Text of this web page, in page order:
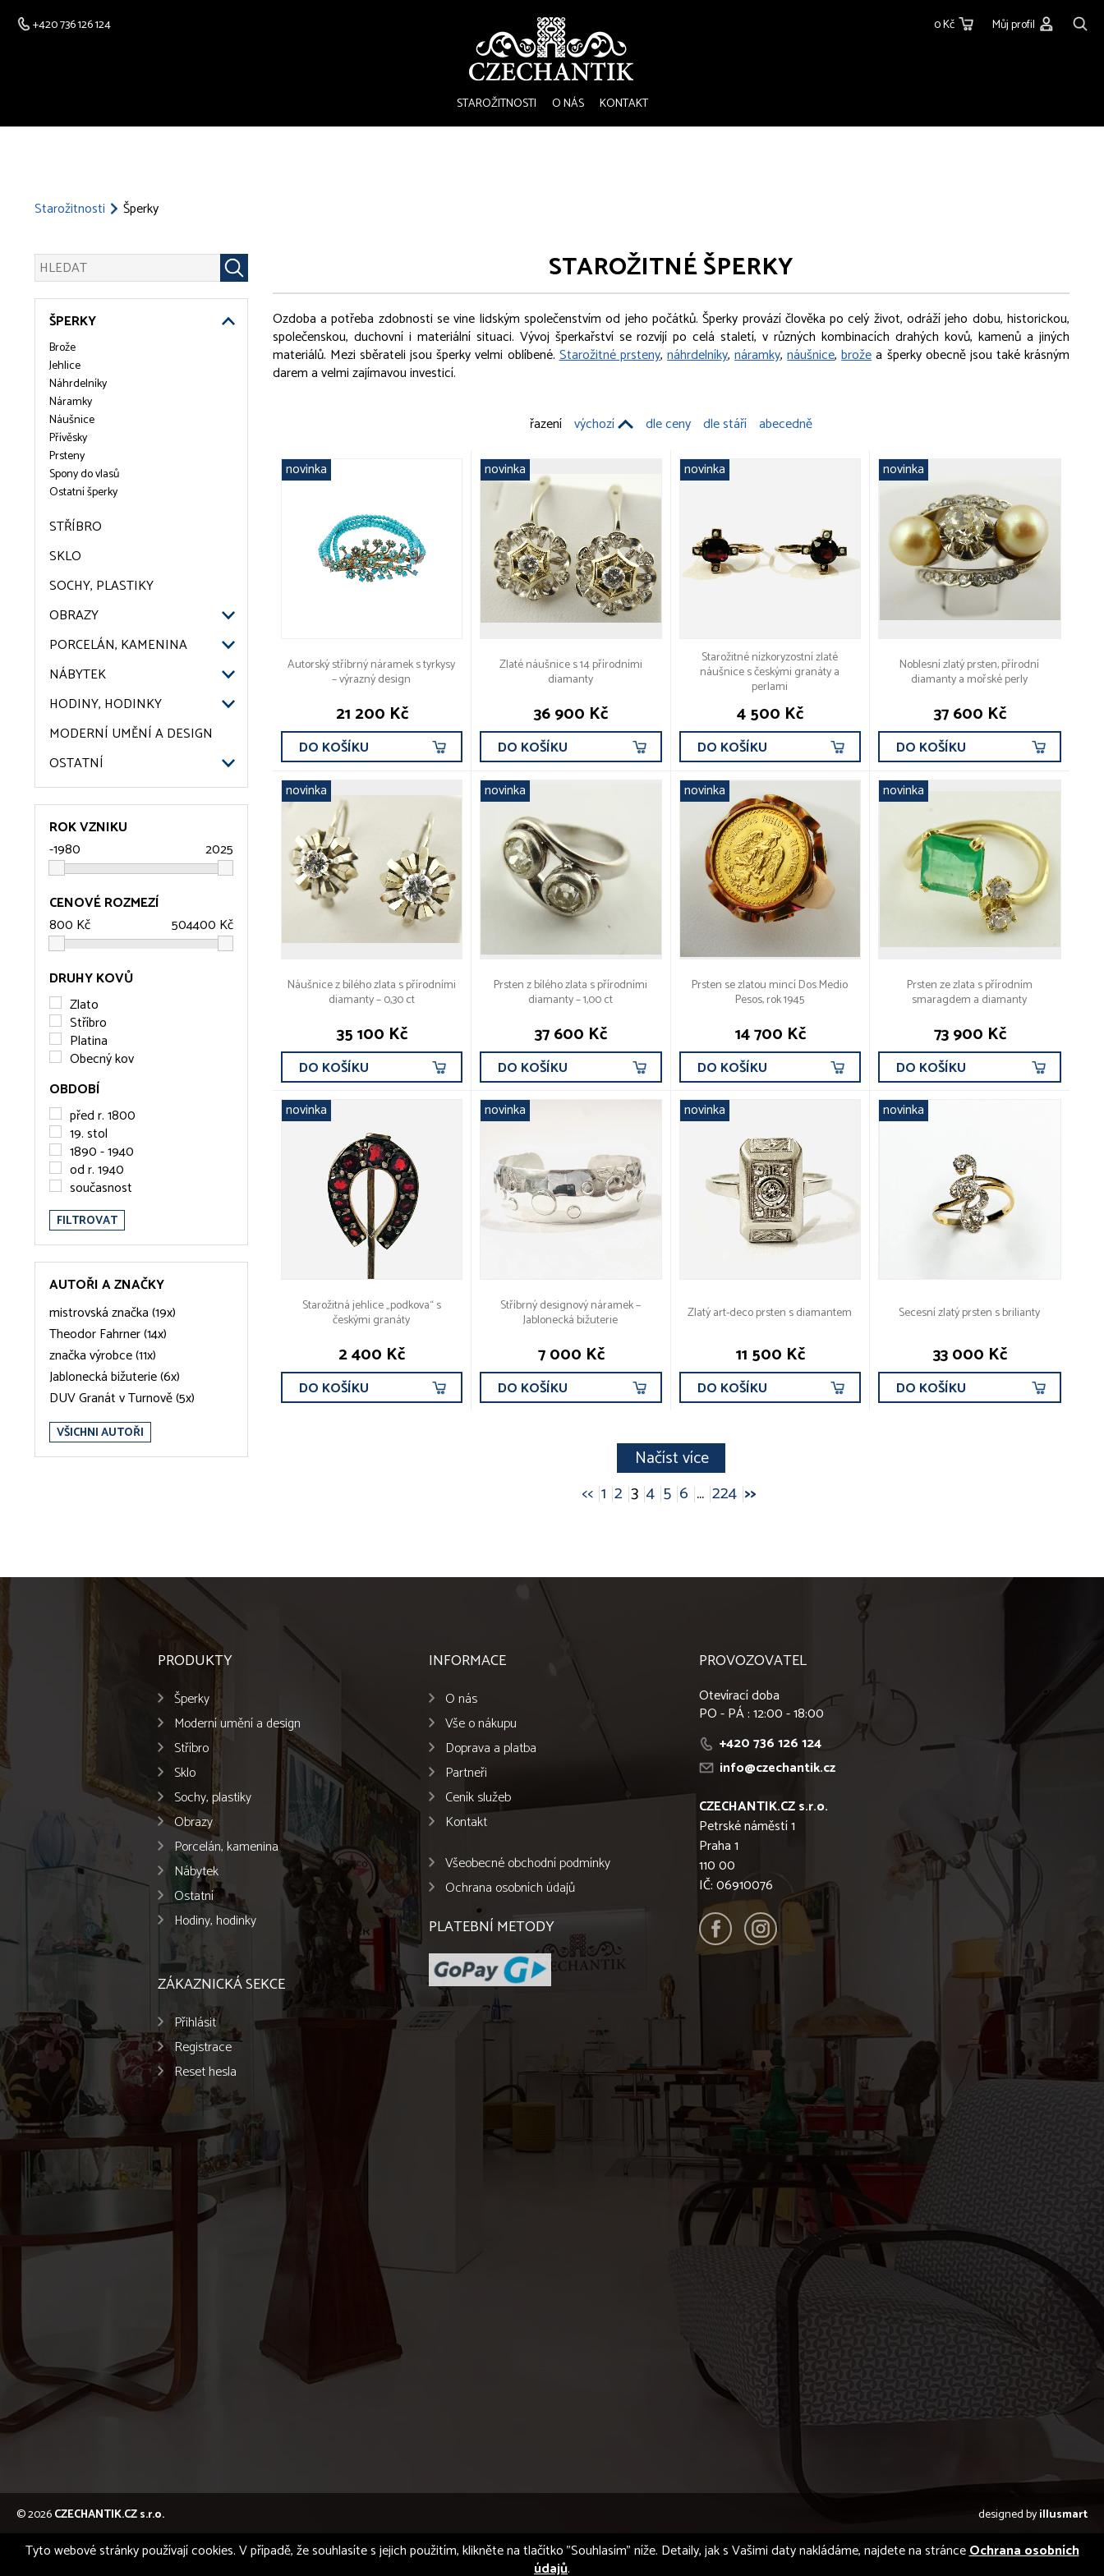
+420 736 126 124 0 Kč Můj profil
STAROŽITNOSTI O NÁS KONTAKT
Starožitnosti Šperky
ŠPERKY
Brože
Jehlice
Náhrdelníky
Náramky
Náušnice
Přívěsky
Prsteny
Spony do vlasů
Ostatní šperky
STŘÍBRO
SKLO
SOCHY, PLASTIKY
OBRAZY
PORCELÁN, KAMENINA
NÁBYTEK
HODINY, HODINKY
MODERNÍ UMĚNÍ A DESIGN
OSTATNÍ
ROK VZNIKU
CENOVÉ ROZMEZÍ
DRUHY KOVŮ
Zlato
Stříbro
Platina
Obecný kov
OBDOBÍ
před r. 1800
19. stol
1890 - 1940
od r. 1940
současnost
FILTROVAT
AUTOŘI A ZNAČKY
mistrovská značka (19x)
Theodor Fahrner (14x)
značka výrobce (11x)
Jablonecká bižuterie (6x)
DUV Granát v Turnově (5x)
VŠICHNI AUTOŘI
STAROŽITNÉ ŠPERKY
Ozdoba a potřeba zdobnosti se vine lidským společenstvím od jeho počátků. Šperky provází člověka po celý život, odráží jeho dobu, historickou,
společenskou, duchovní i materiální situaci. Vývoj šperkařství se rozvíjí po celá staletí, v různých kombinacích drahých kovů, kamenů a jiných
materiálů. Mezi sběrateli jsou šperky velmi oblíbené.Starožitné prsteny, náhrdelníky,náramky,náušnice,brožea šperky obecně jsou také krásným
darem a velmi zajímavou investicí.
řazení výchozí dle ceny dle stáří abecedně
novinka
Autorský stříbrný náramek s tyrkysy
– výrazný design
21 200 Kč
DO KOŠÍKU
novinka
Zlaté náušnice s 14 přírodními
diamanty
36 900 Kč
DO KOŠÍKU
novinka
Starožitné nízkoryzostní zlaté
náušnice s českými granáty a
perlami
4 500 Kč
DO KOŠÍKU
novinka
Noblesní zlatý prsten, přírodní
diamanty a mořské perly
37 600 Kč
DO KOŠÍKU
novinka
Náušnice z bílého zlata s přírodními
diamanty – 0,30 ct
35 100 Kč
DO KOŠÍKU
novinka
Prsten z bílého zlata s přírodními
diamanty – 1,00 ct
37 600 Kč
DO KOŠÍKU
novinka
Prsten se zlatou mincí Dos Medio
Pesos, rok 1945
14 700 Kč
DO KOŠÍKU
novinka
Prsten ze zlata s přírodním
smaragdem a diamanty
73 900 Kč
DO KOŠÍKU
novinka
Starožitná jehlice „podkova“ s
českými granáty
2 400 Kč
DO KOŠÍKU
novinka
Stříbrný designový náramek –
Jablonecká bižuterie
7 000 Kč
DO KOŠÍKU
novinka
Zlatý art-deco prsten s diamantem
11 500 Kč
DO KOŠÍKU
novinka
Secesní zlatý prsten s brilianty
33 000 Kč
DO KOŠÍKU
Načíst více
<< 1 2 3 4 5 6 ... 224 >>
PRODUKTY
Šperky
Moderní umění a design
Stříbro
Sklo
Sochy, plastiky
Obrazy
Porcelán, kamenina
Nábytek
Ostatní
Hodiny, hodinky
ZÁKAZNICKÁ SEKCE
Přihlásit
Registrace
Reset hesla
INFORMACE
O nás
Vše o nákupu
Doprava a platba
Partneři
Ceník služeb
Kontakt
Všeobecné obchodní podmínky
Ochrana osobních údajů
PLATEBNÍ METODY
PROVOZOVATEL
Otevírací doba
PO - PÁ : 12:00 - 18:00
+420 736 126 124
info@czechantik.cz
CZECHANTIK.CZ s.r.o.
Petrské náměstí 1
Praha 1
110 00
IČ: 06910076
© 2026CZECHANTIK.CZ s.r.o. designed byillusmart
Tyto webové stránky používají cookies. V případě, že souhlasíte s jejich použitím, klikněte na tlačítko "Souhlasím" níže. Detaily, jak s Vašimi daty nakládáme, najdete na stránceOchrana osobních
údajů.